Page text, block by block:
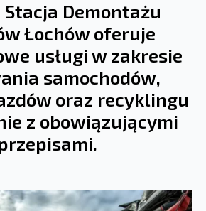
Demontażu
Łochów oferuje
usługi w zakresie
samochodów,
oraz recyklingu
z obowiązującymi